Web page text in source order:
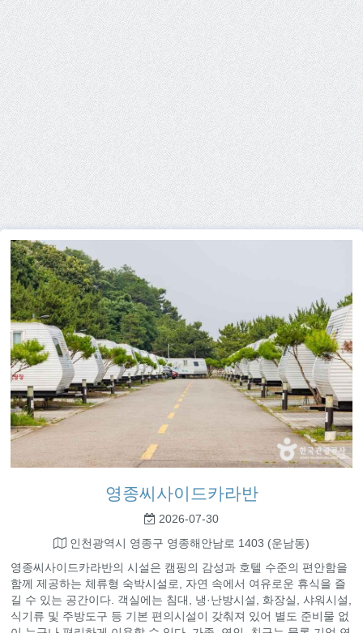
영종씨사이드카라반
2026-07-30
인천광역시 영종구 영종해안남로 1403 (운남동)
영종씨사이드카라반의 시설은 캠핑의 감성과 호텔 수준의 편안함을
함께 제공하는 체류형 숙박시설로, 자연 속에서 여유로운 휴식을 즐
길 수 있는 공간이다. 객실에는 침대, 냉·난방시설, 화장실, 샤워시설,
식기류 및 주방도구 등 기본 편의시설이 갖춰져 있어 별도 준비물 없